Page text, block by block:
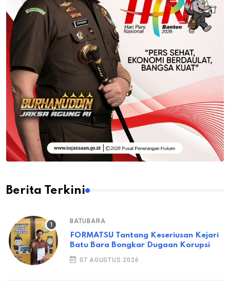
Berita Terkini
BATUBARA
FORMATSU Tantang Keseriusan Kejari
Batu Bara Bongkar Dugaan Korupsi
07 AGUSTUS 2026